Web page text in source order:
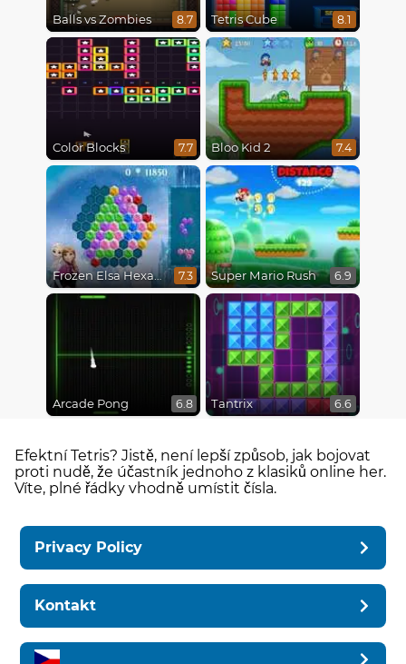
Balls vs Zombies 8.7 Tetris Cube 8.1
Color Blocks 7.7 Bloo Kid 2 7.4
Frozen Elsa Hexagon Puzzle 7.3 Super Mario Rush 6.9
Arcade Pong 6.8 Tantrix 6.6
Efektní Tetris? Jistě, není lepší způsob, jak bojovat
proti nudě, že účastník jednoho z klasiků online her.
Víte, plné řádky vhodně umístit čísla.
Privacy Policy
Kontakt